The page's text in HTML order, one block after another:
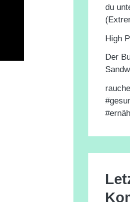
du
High
Der